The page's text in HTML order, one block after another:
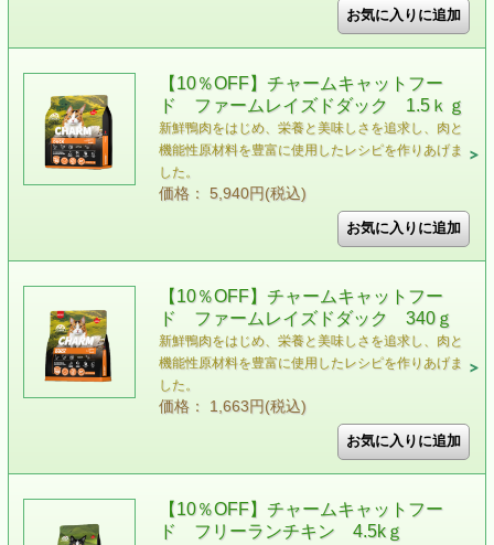
【10％OFF】チャームキャットフー
ド ファームレイズドダック 1.5ｋｇ
新鮮鴨肉をはじめ、栄養と美味しさを追求し、肉と
機能性原材料を豊富に使用したレシピを作りあげま
した。
価格： 5,940円(税込)
【10％OFF】チャームキャットフー
ド ファームレイズドダック 340ｇ
新鮮鴨肉をはじめ、栄養と美味しさを追求し、肉と
機能性原材料を豊富に使用したレシピを作りあげま
した。
価格： 1,663円(税込)
【10％OFF】チャームキャットフー
ド フリーランチキン 4.5kｇ